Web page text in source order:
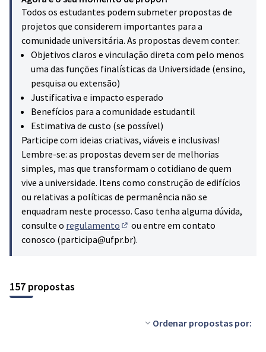
Todos os estudantes podem submeter propostas de
projetos que considerem importantes para a
comunidade universitária. As propostas devem conter:
Objetivos claros e vinculação direta com pelo menos
uma das funções finalísticas da Universidade (ensino,
pesquisa ou extensão)
Justificativa e impacto esperado
Benefícios para a comunidade estudantil
Estimativa de custo (se possível)
Participe com ideias criativas, viáveis e inclusivas!
Lembre-se: as propostas devem ser de melhorias
simples, mas que transformam o cotidiano de quem
vive a universidade. Itens como construção de edifícios
ou relativas a políticas de permanência não se
enquadram neste processo. Caso tenha alguma dúvida,
consulte o regulamento
(Hiperligação externa)
ou entre em contato
conosco (participa@ufpr.br).
157 propostas
Ordenar propostas por: